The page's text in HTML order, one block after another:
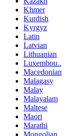
Khmer
Kurdish
Kyrgyz
Latin
Latvian
Lithuanian
Luxembou..
Macedonian
Malagasy
Malay
Malayalam
Maltese
Maori
Marathi